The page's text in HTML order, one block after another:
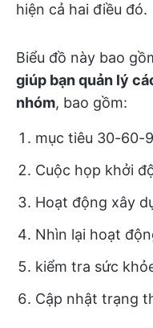
hiện cả hai điều đó.
Biểu đồ này bao
giúp bạn quản lý
nhóm, bao gồm:
mục tiêu 30-60-
Cuộc họp khởi
Hoạt động xây
Nhìn lại hoạt
kiểm tra sức
Cập nhật trạng